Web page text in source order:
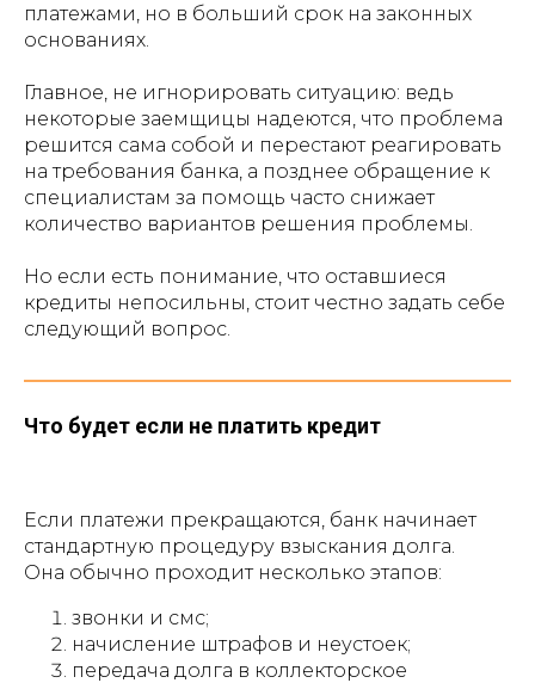
платежами, но в больший срок на законных
основаниях.
Главное, не игнорировать ситуацию: ведь
некоторые заемщицы надеются, что проблема
решится сама собой и перестают реагировать
на требования банка, а позднее обращение к
специалистам за помощь часто снижает
количество вариантов решения проблемы.
Но если есть понимание, что оставшиеся
кредиты непосильны, стоит честно задать себе
следующий вопрос.
Что будет если не платить кредит
Если платежи прекращаются, банк начинает
стандартную процедуру взыскания долга.
Она обычно проходит несколько этапов:
звонки и смс;
начисление штрафов и неустоек;
передача долга в коллекторское